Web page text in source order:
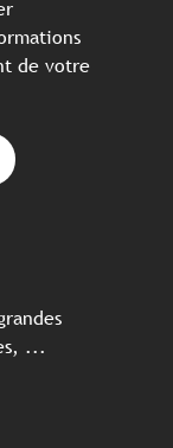
de votre
...